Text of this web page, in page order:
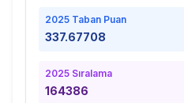
2025 Taban Puan
337.67708
2025 Sıralama
164386